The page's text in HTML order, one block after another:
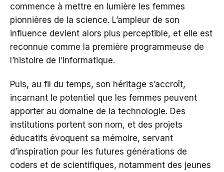
commence à mettre en lumière les femmes
pionnières de la science. L’ampleur de son
influence devient alors plus perceptible, et elle est
reconnue comme la première programmeuse de
l’histoire de l’informatique.
Puis, au fil du temps, son héritage s’accroît,
incarnant le potentiel que les femmes peuvent
apporter au domaine de la technologie. Des
institutions portent son nom, et des projets
éducatifs évoquent sa mémoire, servant
d’inspiration pour les futures générations de
coders et de scientifiques, notamment des jeunes